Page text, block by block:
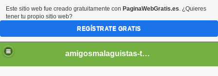
amigosmalaguistas-temporadas
Este sitio web fue creado gratuitamente con PaginaWebGratis.es. ¿Quieres
tener tu propio sitio web?
REGÍSTRATE GRATIS